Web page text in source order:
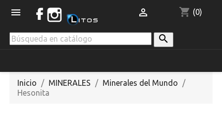
 shopping_cart (0)


Inicio MINERALES
Minerales del Mundo
Hesonita